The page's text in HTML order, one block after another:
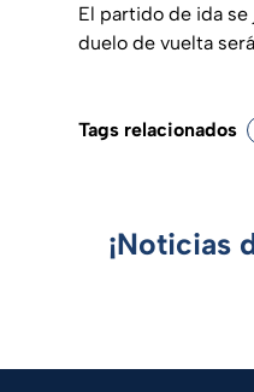
El partido de ida
duelo de vuelta
Tags relacionados
¡Noticias